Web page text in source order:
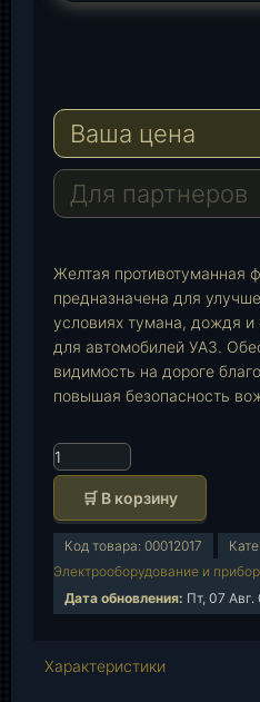
e
r
a
m
a
s
A
p
a
i
l
Ваша цена
Для партнеров
Желтая противотуманная
предназначена для
условиях тумана, дождя и
для автомобилей УАЗ.
видимость на дороге
повышая безопасность
К
о
и
в
🛒 В корзину
Код товара: 00012017
Электрооборудование и
Дата обновления: Пт, 07 Авг.
Характеристики